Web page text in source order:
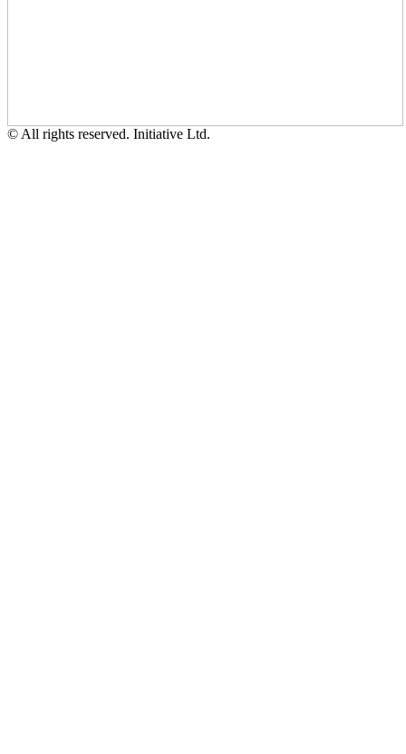
© All rights reserved. Initiative Ltd.